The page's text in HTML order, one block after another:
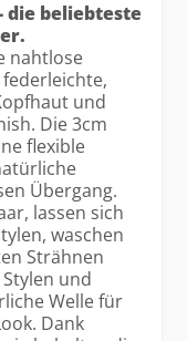
die beliebteste
nahtlose
und
Die 3cm
flexible
Übergang.
lassen sich
waschen
Strähnen
und
Welle für
Dank